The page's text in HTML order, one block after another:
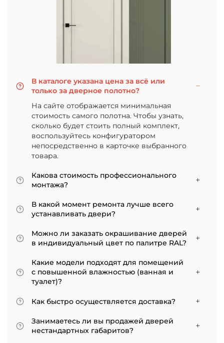
В каталоге указана цена за всё или
только за дверное полотно?
На сайте отображается минимальная
стоимость самого полотна. Чтобы узнать,
сколько будет стоить полный комплект,
воспользуйтесь конфигуратором
непосредственно в карточке выбранного
товара.
Какова стоимость профессионального
монтажа?
Итоговая сумма зависит от типа отделки
двери и габаритов проема. Минимальная
цена за установку стандартной двери с
покрытием «экошпон» начинается от 5000
рублей.
В какой момент ремонта лучше всего
устанавливать двери?
Мы советуем приступать к монтажу после
того, как уложено напольное покрытие. В
противном случае из-за изменения уровня
пола полотно может не подойти по высоте, и
его придется подрезать. Оптимально ставить
двери по окончании всех отделочных работ.
лучше заранее подготовить все запилы, но
отделки стен.
Можно ли заказать окрашивание дверей
в индивидуальный цвет по палитре RAL?
ассортименте представлены эмалированные
модели от разных фабрик
Какие модели подходят для помещений
с повышенной влажностью (ванная и
туалет)?
двери с покрытием из экошпона. На нашем
сайте в разделе межкомнатные двери
практически все двери являются
влагостойкими.
Как быстро осуществляется доставка?
Товары, имеющиеся на складе, доставляются
в течение 3–5 рабочих дней. Если дверь
изготавливается по индивидуальному заказу,
Занимаетесь ли вы продажей дверей
нестандартных габаритов?